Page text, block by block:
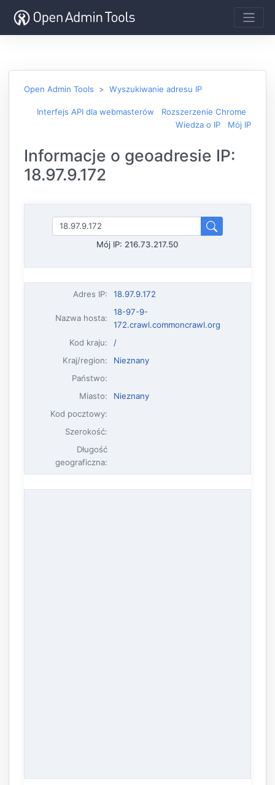
Open Admin Tools Wyszukiwanie adresu IP
Interfejs API dla webmasterów
Rozszerzenie Chrome
Wiedza o IP
Mój IP
Informacje o geoadresie IP:
18.97.9.172
Mój IP: 216.73.217.50
Adres IP: 18.97.9.172
Nazwa hosta:
18-97-9-
172.crawl.commoncrawl.org
Kod kraju:
/
Kraj/region:
Nieznany
Państwo:
Miasto:
Nieznany
Kod pocztowy:
Szerokość:
Długość
geograficzna: